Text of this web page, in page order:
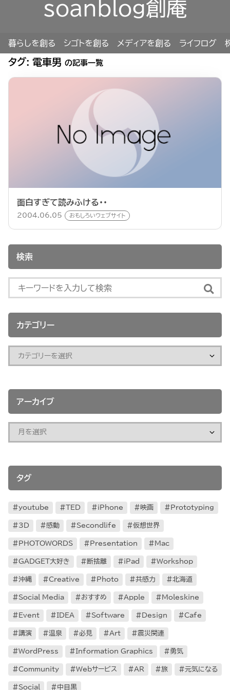
soanblog創庵
暮らしを創る シゴトを創る メディアを創る ライフログ
タグ: 電車男 の記事一覧
面白すぎて読みふける・・
2004.06.05 おもしろいウェブサイト
検索
カテゴリー
アーカイブ
タグ
youtube TED iPhone 映画 Prototyping
3D 感動 Secondlife 仮想世界
PHOTOWORDS Presentation Mac
GADGET大好き 断捨離 iPad Workshop
沖縄 Creative Photo 共感力 北海道
Social Media おすすめ Apple Moleskine
Event IDEA Software Design Cafe
講演 温泉 必見 Art 震災関連
WordPress Information Graphics 勇気
Community Webサービス AR 旅 元気になる
Social 中目黒